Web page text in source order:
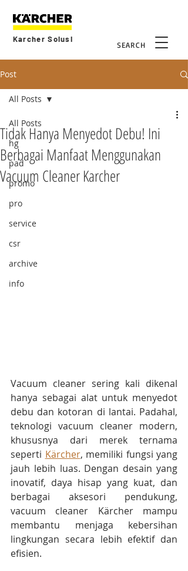
SEARCH
Karcher Solusi
Post
All Posts
hg
pad
promo
pro
service
csr
archive
info
All Posts
Tidak Hanya Menyedot Debu! Ini
Berbagai Manfaat Menggunakan
Vacuum Cleaner Karcher
Vacuum cleaner sering kali dikenal
hanya sebagai alat untuk menyedot
debu dan kotoran di lantai. Padahal,
teknologi vacuum cleaner modern,
khususnya dari merek ternama
seperti Kärcher, memiliki fungsi yang
jauh lebih luas. Dengan desain yang
inovatif, daya hisap yang kuat, dan
berbagai aksesori pendukung,
vacuum cleaner Kärcher mampu
membantu menjaga kebersihan
lingkungan secara lebih efektif dan
efisien.